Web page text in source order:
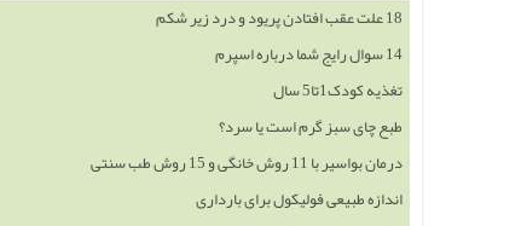
18 علت عقب افتادن پریود و درد زیر شکم
14 سوال رایج شما درباره اسپرم
تغذیه کودک1تا5 سال
طبع چای سبز گرم است یا سرد؟
درمان بواسیر با 11 روش خانگی و 15 روش طب سنتی
اندازه طبیعی فولیکول برای بارداری